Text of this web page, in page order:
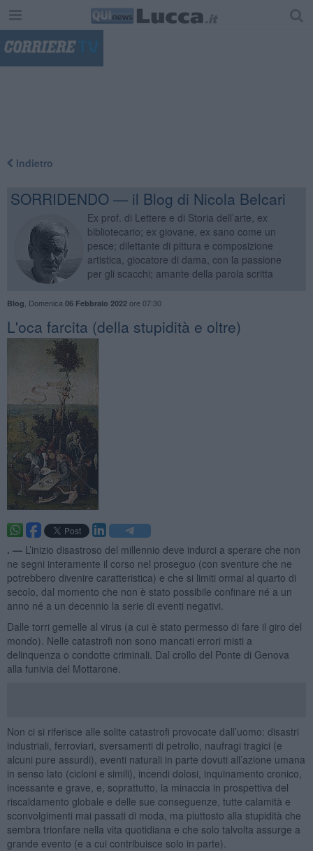
Indietro
SORRIDENDO — il Blog di Nicola Belcari
Ex prof. di Lettere e di Storia dell’arte, ex
bibliotecario; ex giovane, ex sano come un
pesce; dilettante di pittura e composizione
artistica, giocatore di dama, con la passione
per gli scacchi; amante della parola scritta
Blog Domenica 06 Febbraio 2022ore 07:30
L'oca farcita (della stupidità e oltre)
. — L’inizio disastroso del millennio deve indurci a sperare che non
ne segni interamente il corso nel proseguo (con sventure che ne
potrebbero divenire caratteristica) e che si limiti ormai al quarto di
secolo, dal momento che non è stato possibile confinare né a un
anno né a un decennio la serie di eventi negativi.
Dalle torri gemelle al virus (a cui è stato permesso di fare il giro del
mondo). Nelle catastrofi non sono mancati errori misti a
delinquenza o condotte criminali. Dal crollo del Ponte di Genova
alla funivia del Mottarone.
Non ci si riferisce alle solite catastrofi provocate dall’uomo: disastri
industriali, ferroviari, sversamenti di petrolio, naufragi tragici (e
alcuni pure assurdi), eventi naturali in parte dovuti all’azione umana
in senso lato (cicloni e simili), incendi dolosi, inquinamento cronico,
incessante e grave, e, soprattutto, la minaccia in prospettiva del
riscaldamento globale e delle sue conseguenze, tutte calamità e
sconvolgimenti mai passati di moda, ma piuttosto alla stupidità che
sembra trionfare nella vita quotidiana e che solo talvolta assurge a
grande evento (e a cui contribuisce solo in parte).